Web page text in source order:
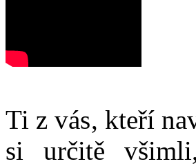
Ti z vás, kteří
si určitě